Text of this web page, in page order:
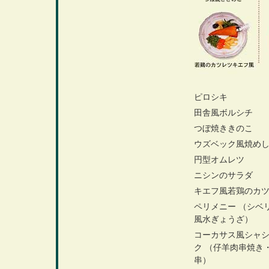
ピロシキ
田舎風ボルシチ
つぼ焼ききのこ
ウズベック風焼めし
円型オムレツ
ニシンのサラダ
キエフ風若鶏のカ
ペリメニー （シベ
風水ぎょうざ）
コーカサス風シャ
ク （仔羊肉串焼き
串）